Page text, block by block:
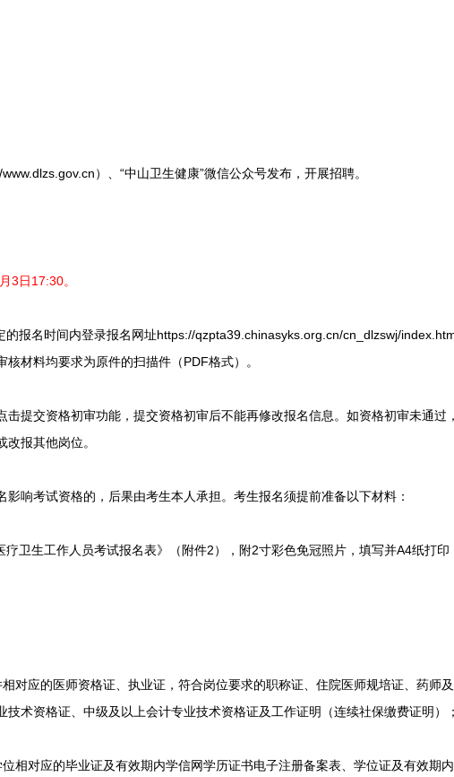
）、“中山卫生健康”微信公众号发布，开展招聘。
3日17:30。
报名时间内登录报名网址https://qzpta39.chinasyks.org.cn/cn_dlzswj/
材料均要求为原件的扫描件（PDF格式）。
提交资格初审功能，提交资格初审后不能再修改报名信息。如资格初审未通过
报其他岗位。
考试资格的，后果由考生本人承担。考生报名须提前准备以下材料：
生工作人员考试报名表》（附件2），附2寸彩色免冠照片，填写并A4纸打印
应的医师资格证、执业证，符合岗位要求的职称证、住院医师规培证、药师
术资格证、中级及以上会计专业技术资格证及工作证明（连续社保缴费证明）；
对应的毕业证及有效期内学信网学历证书电子注册备案表、学位证及有效期